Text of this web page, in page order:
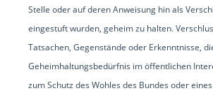
Stelle oder auf deren Anweisung hin als
eingestuft wurden, geheim zu halten.
Tatsachen, Gegenstände oder Erkenntnisse,
Geheimhaltungsbedürfnis im öffentlichen
zum Schutz des Wohles des Bundes oder